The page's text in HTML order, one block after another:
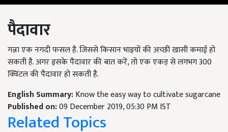
पैदावार
गन्ना एक नगदी फसल है. जिससे किसान भाइयों की अच्छी खासी कमाई हो
सकती है. अगर इसके पैदावार की बात करें, तो एक एकड़ से लगभग 300
क्विंटल की पैदावार हो सकती है.
English Summary:Know the easy way to cultivate sugarcane
Published on:09 December 2019, 05:30 PM IST
Related Topics